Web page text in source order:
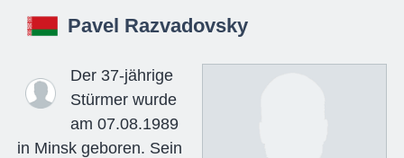
Pavel Razvadovsky
Der 37-jährige
Stürmer wurde
am 07.08.1989
in Minsk geboren. Sein